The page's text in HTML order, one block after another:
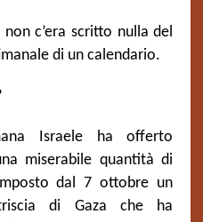
c’era scritto nulla del
di un calendario.
Israele ha offerto
miserabile quantità di
dal 7 ottobre un
di Gaza che ha